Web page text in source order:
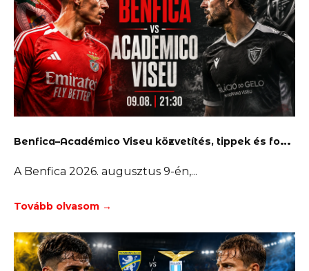
B
enfica–Académico Viseu közvetítés, tippek és fogadás
A Benfica 2026. augusztus 9-én,
Tovább olvasom →